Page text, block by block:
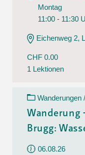
Montag
11:00 - 11:30
Eichenweg 2,
CHF 0.00
1 Lektionen
Wanderungen
Wanderung
Brugg:
06.08.26